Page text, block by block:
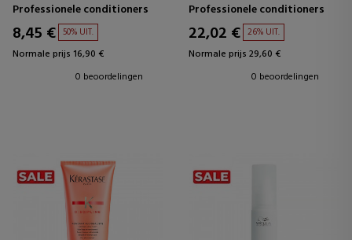
Professionele conditioners
8,45 € 50% UIT.
Normale prijs 16,90 €
0 beoordelingen
Professionele conditioners
22,02 € 26% UIT.
Normale prijs 29,60 €
0 beoordelingen